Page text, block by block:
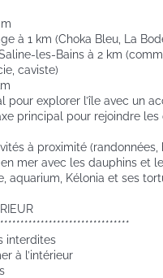
à 1 km (Choka Bleu, La
les-Bains à 2 km
caviste)
pour explorer l’île avec un
principal pour rejoindre
à proximité (randonnées,
mer avec les dauphins et
aquarium, Kélonia et ses
interdites
à l’intérieur